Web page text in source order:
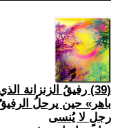
(39) رفيقُ الزنزانة
باهر» حين يرحلُ
رجلٍ لا يُنسى